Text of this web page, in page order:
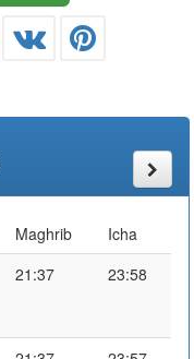
Maghrib
Icha
21:37 23:58